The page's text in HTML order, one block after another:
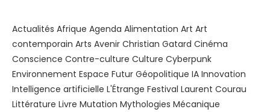
Actualités Afrique Agenda Alimentation Art Art
contemporain Arts Avenir Christian Gatard Cinéma
Conscience Contre-culture Culture Cyberpunk
Environnement Espace Futur Géopolitique IA Innovation
Intelligence artificielle L'Étrange Festival Laurent Courau
Littérature Livre Mutation Mythologies Mécanique